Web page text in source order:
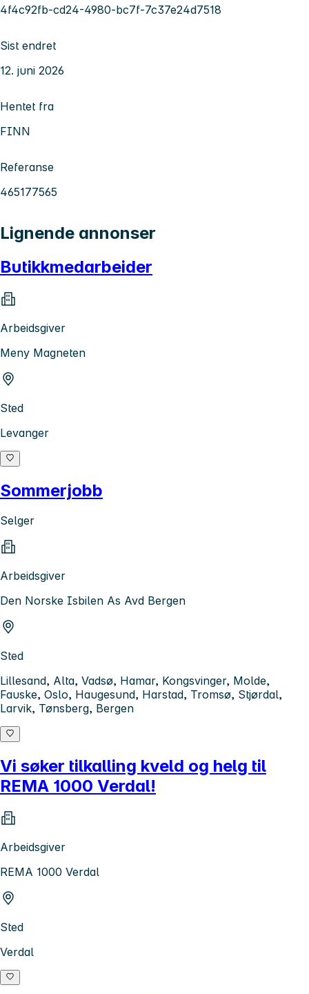
4f4c92fb-cd24-4980-bc7f-7c37e24d7518
Sist endret
12. juni 2026
Hentet fra
FINN
Referanse
465177565
Lignende annonser
Butikkmedarbeider
Arbeidsgiver
Meny Magneten
Sted
Levanger
Sommerjobb
Selger
Arbeidsgiver
Den Norske Isbilen As Avd Bergen
Sted
Lillesand, Alta, Vadsø, Hamar, Kongsvinger, Molde,
Fauske, Oslo, Haugesund, Harstad, Tromsø, Stjørdal,
Larvik, Tønsberg, Bergen
Vi søker tilkalling kveld og helg til
REMA 1000 Verdal!
Arbeidsgiver
REMA 1000 Verdal
Sted
Verdal